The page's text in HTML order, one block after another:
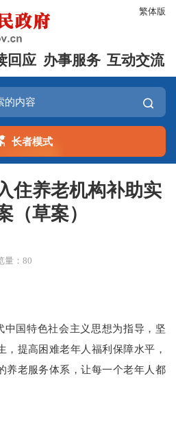
繁体版
回应 办事服务 互动交流
长者模式
住养老机构补助实
（草案）
量：80
中国特色社会主义思想为指导，坚
，提高困难老年人福利保障水平，
养老服务体系，让每一个老年人都